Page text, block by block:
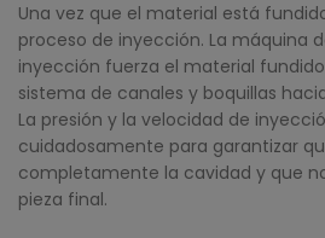
Una vez que el material está
proceso de inyección. La máquina
inyección fuerza el material
sistema de canales y boquillas
La presión y la velocidad de
cuidadosamente para garantizar
completamente la cavidad y que
pieza final.